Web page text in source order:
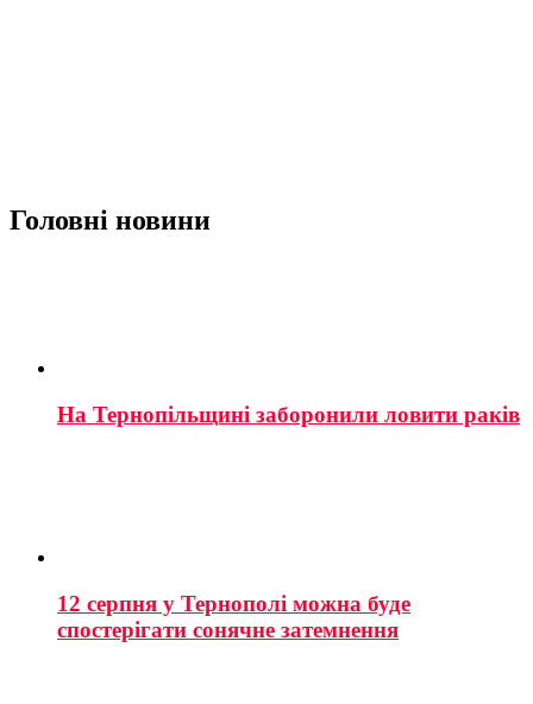
Головні новини
На Тернопільщині заборонили ловити раків
12 серпня у Тернополі можна буде
спостерігати сонячне затемнення